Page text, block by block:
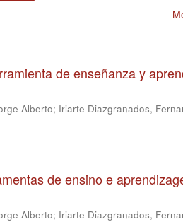
de enseñanza y
Alberto; Iriarte Diazgranados,
de ensino e
Alberto; Iriarte Diazgranados,